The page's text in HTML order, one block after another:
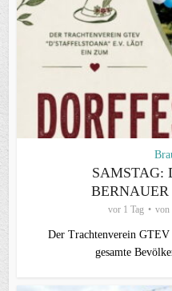
SAMSTAG:
vor 1 Tag von
Der Trachtenverein GTEV
gesamte